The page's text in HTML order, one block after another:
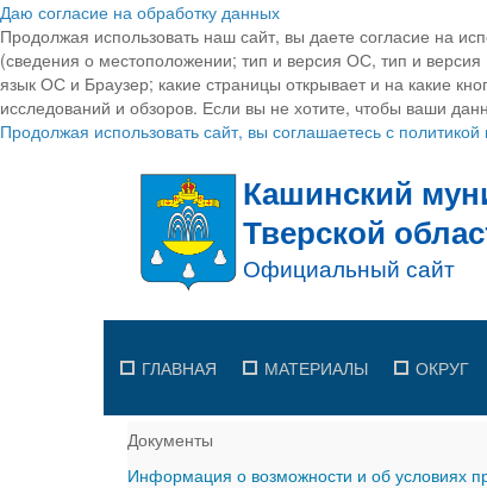
Даю согласие на обработку данных
Продолжая использовать наш сайт, вы даете согласие на
(сведения о местоположении; тип и версия ОС, тип и версия
язык ОС и Браузер; какие страницы открывает и на какие
исследований и обзоров. Если вы не хотите, чтобы ваши
Продолжая использовать сайт, вы соглашаетесь с
ГЛАВНАЯ МАТЕРИАЛЫ ОКРУГ
Документы
Информация о возможности и об условиях